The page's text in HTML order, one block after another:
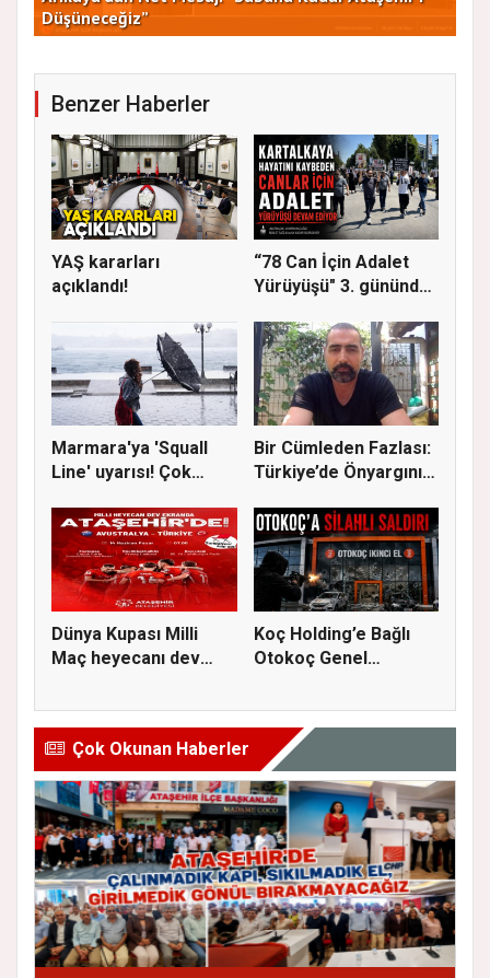
Düşüneceğiz”
Benzer Haberler
YAŞ kararları
açıklandı!
“78 Can İçin Adalet
Yürüyüşü" 3. gününde
Marmara'ya 'Squall
Line' uyarısı! Çok
Bir Cümleden Fazlası:
Türkiye’de Önyargının
Dünya Kupası Milli
Maç heyecanı dev
Koç Holding’e Bağlı
Otokoç Genel
Çok Okunan Haberler